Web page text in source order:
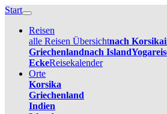
Start
Reisen
alle Reisen Übersichtnach Korsika
Griechenlandnach Island
EckeReisekalender
Orte
Korsika
Griechenland
Indien